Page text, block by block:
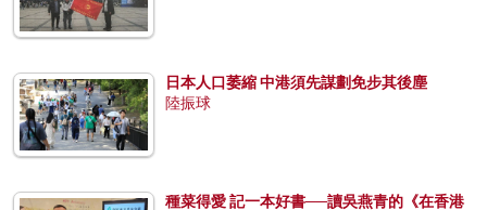
日本人口萎縮 中港須先謀劃免步其後塵
陸振球
種菜得愛 記一本好書──讀吳燕青的《在香港